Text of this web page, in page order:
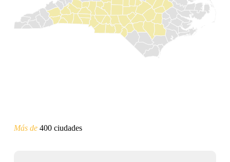
Más de400 ciudades